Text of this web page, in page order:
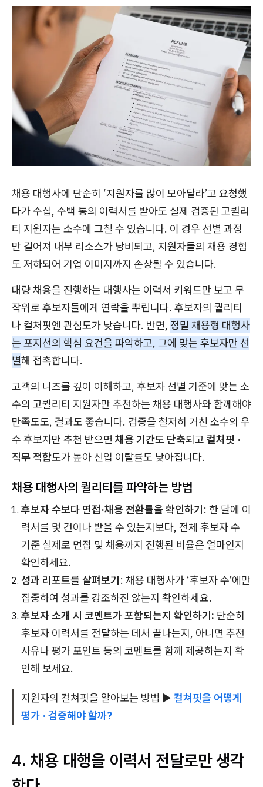
채용 대행사에 단순히 ‘지원자를 많이 모아달라’고 요청했
다가 수십, 수백 통의 이력서를 받아도 실제 검증된 고퀄리
티 지원자는 소수에 그칠 수 있습니다. 이 경우 선별 과정
만 길어져 내부 리소스가 낭비되고, 지원자들의 채용 경험
도 저하되어 기업 이미지까지 손상될 수 있습니다.
대량 채용을 진행하는 대행사는 이력서 키워드만 보고 무
작위로 후보자들에게 연락을 뿌립니다. 후보자의 퀄리티
나 컬처핏엔 관심도가 낮습니다. 반면, 정밀 채용형 대행사
는 포지션의 핵심 요건을 파악하고, 그에 맞는 후보자만 선
별해 접촉합니다.
고객의 니즈를 깊이 이해하고, 후보자 선별 기준에 맞는 소
수의 고퀄리티 지원자만 추천하는 채용 대행사와 함께해야
만족도도, 결과도 좋습니다. 검증을 철저히 거친 소수의 우
수 후보자만 추천 받으면 채용 기간도 단축되고 컬처핏 ·
직무 적합도가 높아 신입 이탈률도 낮아집니다.
채용 대행사의 퀄리티를 파악하는 방법
후보자 수보다 면접·채용 전환률을 확인하기: 한 달에 이
력서를 몇 건이나 받을 수 있는지보다, 전체 후보자 수
기준 실제로 면접 및 채용까지 진행된 비율은 얼마인지
확인하세요.
성과 리포트를 살펴보기: 채용 대행사가 ‘후보자 수’에만
집중하여 성과를 강조하진 않는지 확인하세요.
후보자 소개 시 코멘트가 포함되는지 확인하기: 단순히
후보자 이력서를 전달하는 데서 끝나는지, 아니면 추천
사유나 평가 포인트 등의 코멘트를 함께 제공하는지 확
인해 보세요.
지원자의 컬쳐핏을 알아보는 방법 ▶ 컬쳐핏을 어떻게
평가 · 검증해야 할까?
4. 채용 대행을 이력서 전달로만 생각